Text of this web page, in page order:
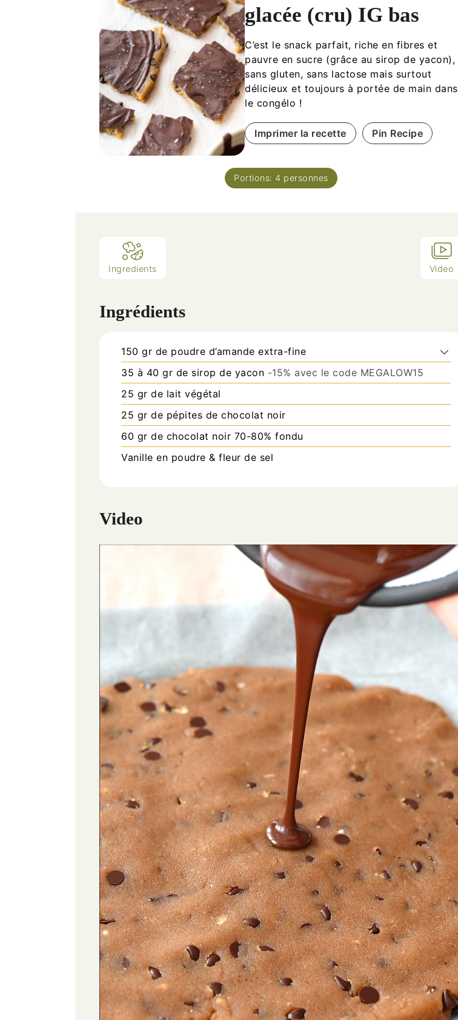
glacée (cru) IG bas
C’est le snack parfait, riche en fibres et
pauvre en sucre (grâce au sirop de yacon),
sans gluten, sans lactose mais surtout
délicieux et toujours à portée de main dans
le congélo !
Imprimer la recette Pin Recipe
Portions: 4 personnes
Ingredients Video
Ingrédients
150 gr de poudre d’amande extra-fine
35 à 40 gr de sirop de yacon -15% avec le code MEGALOW15
25 gr de lait végétal
25 gr de pépites de chocolat noir
60 gr de chocolat noir 70-80% fondu
Vanille en poudre & fleur de sel
Video